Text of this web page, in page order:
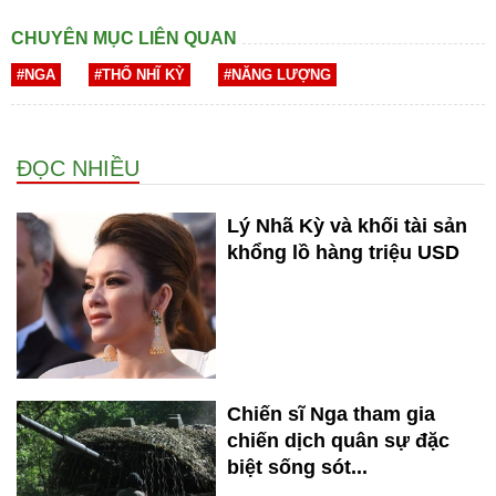
CHUYÊN MỤC LIÊN QUAN
#NGA #THỔ NHĨ KỲ #NĂNG LƯỢNG
ĐỌC NHIỀU
Lý Nhã Kỳ và khối tài sản
khổng lồ hàng triệu USD
Chiến sĩ Nga tham gia
chiến dịch quân sự đặc
biệt sống sót...